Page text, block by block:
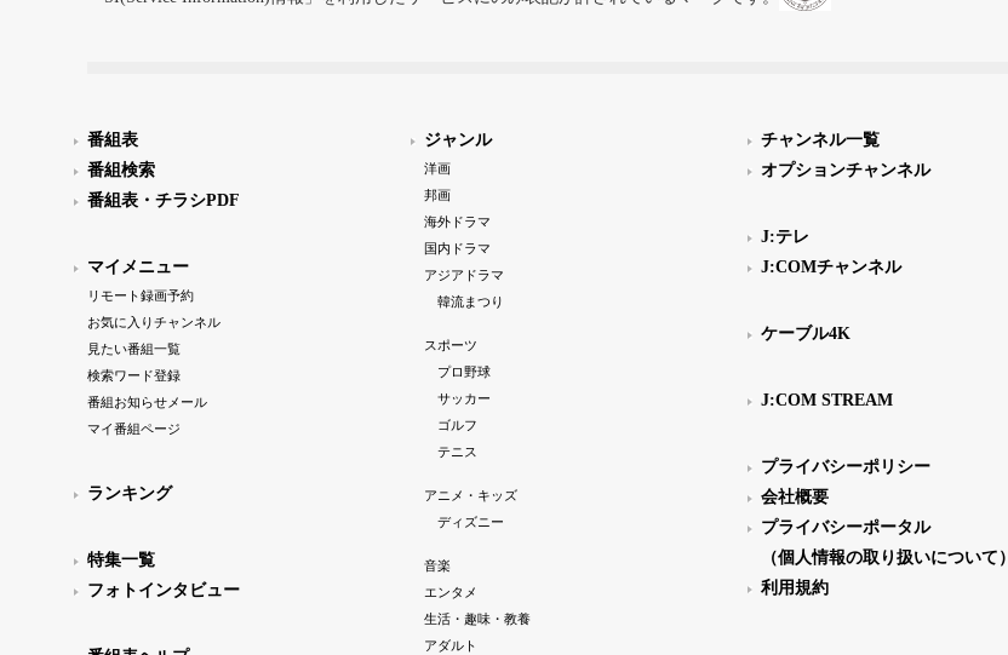
番組表
番組検索
番組表・チラシPDF
マイメニュー
リモート録画予約
お気に入りチャンネル
見たい番組一覧
検索ワード登録
番組お知らせメール
マイ番組ページ
ランキング
特集一覧
フォトインタビュー
ジャンル
洋画
邦画
海外ドラマ
国内ドラマ
アジアドラマ
韓流まつり
スポーツ
プロ野球
サッカー
ゴルフ
テニス
アニメ・キッズ
ディズニー
音楽
エンタメ
生活・趣味・教養
アダルト
チャンネル一覧
オプションチャンネル
J:テレ
J:COMチャンネル
ケーブル4K
J:COM STREAM
プライバシーポリシー
会社概要
プライバシーポータル
（個人情報の取り扱いについて）
利用規約